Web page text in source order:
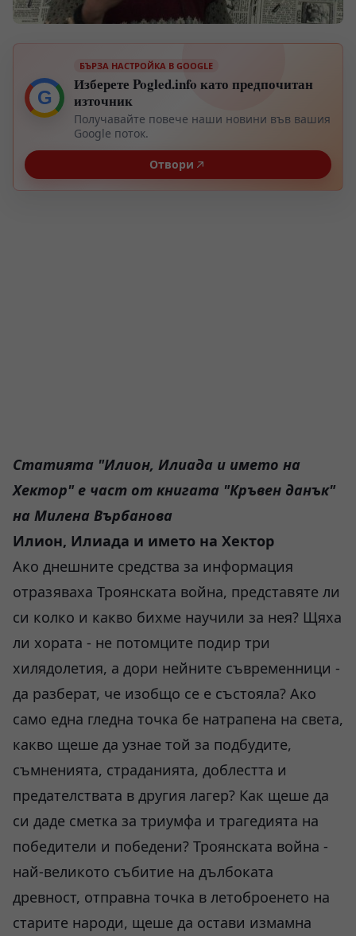
G
БЪРЗА НАСТРОЙКА В GOOGLE
Изберете Pogled.info като предпочитан
източник
Получавайте повече наши новини във вашия
Google поток.
Отвори
Статията "Илион, Илиада и името на
Хектор" е част от книгата "Кръвен данък"
на Милена Върбанова
Илион, Илиада и името на Хектор
Ако днешните средства за информация
отразяваха Троянската война, представяте ли
си колко и какво бихме научили за нея? Щяха
ли хората - не потомците подир три
хилядолетия, а дори нейните съвременници -
да разберат, че изобщо се е състояла? Ако
само една гледна точка бе натрапена на света,
какво щеше да узнае той за подбудите,
съмненията, страданията, доблестта и
предателствата в другия лагер? Как щеше да
си даде сметка за триумфа и трагедията на
победители и победени? Троянската война -
най-великото събитие на дълбоката
древност, отправна точка в летоброенето на
старите народи, щеше да остави измамна